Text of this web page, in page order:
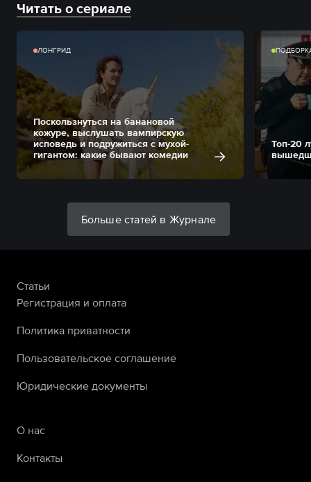
Читать о сериале
ЛОНГРИД
Поскользнуться на банановой
кожуре, выслушать вампирскую
исповедь и подружиться с мухой-
гигантом: какие бывают комедии
Топ-20
Больше статей в Журнале
Статьи
Регистрация и оплата
Политика приватности
Пользовательское соглашение
Юридические документы
О нас
Контакты